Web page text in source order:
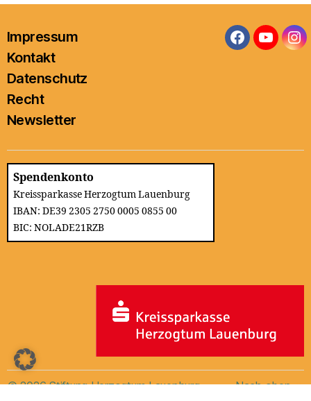
Impressum
Kontakt
Datenschutz
Recht
Newsletter
Facebook
Spendenkonto
Kreissparkasse Herzogtum Lauenburg
IBAN: DE39 2305 2750 0005 0855 00
BIC: NOLADE21RZB
© 2026Stiftung Herzogtum Lauenburg Nach oben↑